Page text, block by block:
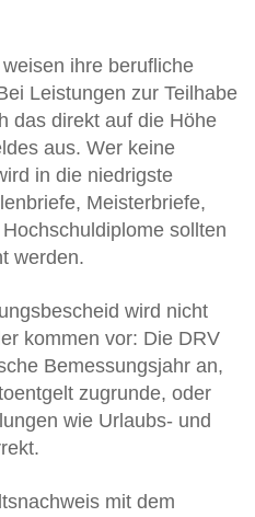
ihre berufliche
Leistungen zur Teilhabe
das direkt auf die Höhe
aus. Wer keine
in die niedrigste
Meisterbriefe,
sollten
werden.
wird nicht
kommen vor: Die DRV
Bemessungsjahr an,
zugrunde, oder
wie Urlaubs- und
mit dem